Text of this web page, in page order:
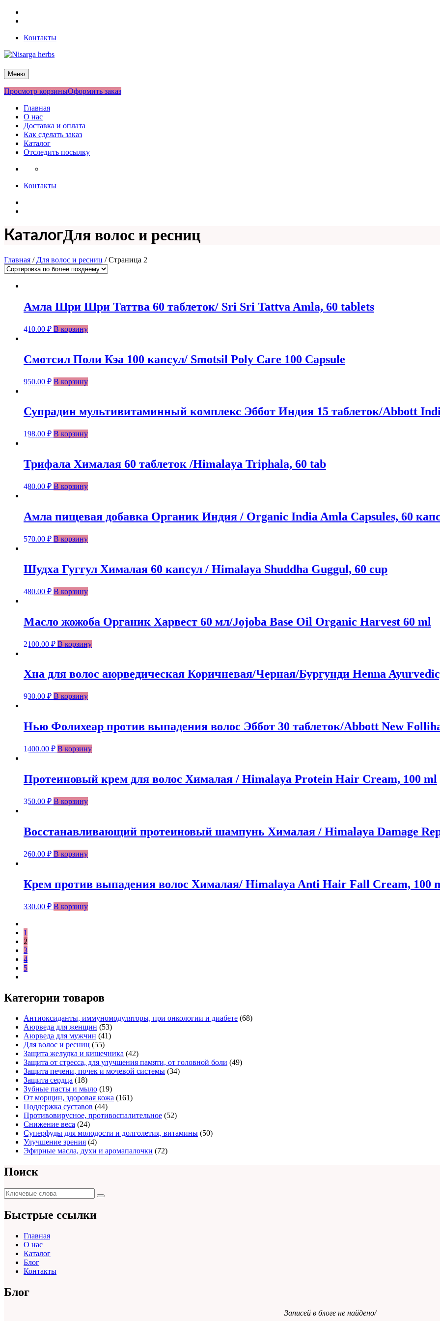
Перейти
Контакты
Nisarga herbs
Меню
Просмотр корзиныОформить заказ
Главная
О нас
Доставка и оплата
Как сделать заказ
Каталог
Отследить посылку
Контакты
КаталогДля волос и ресниц
Главная / Для волос и ресниц / Страница 2
Амла Шри Шри Таттва 60 таблеток/ Sri Sri Tattva Amla, 60 tablets
410.00 ₽ В корзину
Смотсил Поли Кэа 100 капсул/ Smotsil Poly Care 100 Capsule
950.00 ₽ В корзину
Супрадин мультивитаминный комплекс Эббот Индия 15 таблеток/Abbott
198.00 ₽ В корзину
Трифала Хималая 60 таблеток /Himalaya Triphala, 60 tab
480.00 ₽ В корзину
Амла пищевая добавка Органик Индия / Organic India Amla Capsules, 60
570.00 ₽ В корзину
Шудха Гуггул Хималая 60 капсул / Himalaya Shuddha Guggul, 60 cup
480.00 ₽ В корзину
Масло жожоба Органик Харвест 60 мл/Jojoba Base Oil Organic Harvest 60 ml
2100.00 ₽ В корзину
Хна для волос аюрведическая Коричневая/Черная/Бургунди Henna
930.00 ₽ В корзину
Нью Фолихеар против выпадения волос Эббот 30 таблеток/Abbott New
1400.00 ₽ В корзину
Протеиновый крем для волос Хималая / Himalaya Protein Hair Cream, 100 ml
350.00 ₽ В корзину
Восстанавливающий протеиновый шампунь Хималая / Himalaya Damage
260.00 ₽ В корзину
Крем против выпадения волос Хималая/ Himalaya Anti Hair Fall Cream, 100
330.00 ₽ В корзину
1
2
3
4
5
Категории товаров
Антиоксиданты, иммуномодуляторы, при онкологии и диабете (68)
Аюрведа для женщин (53)
Аюрведа для мужчин (41)
Для волос и ресниц (55)
Защита желудка и кишечника (42)
Защита от стресса, для улучшения памяти, от головной боли (49)
Защита печени, почек и мочевой системы (34)
Защита сердца (18)
Зубные пасты и мыло (19)
От морщин, здоровая кожа (161)
Поддержка суставов (44)
Противовирусное, противоспалительное (52)
Снижение веса (24)
Суперфуды для молодости и долголетия, витамины (50)
Улучшение зрения (4)
Эфирные масла, духи и аромапалочки (72)
Поиск
Поиск
для:
Поиск
Быстрые ссылки
Главная
О нас
Каталог
Блог
Контакты
Блог
Записей в блоге не найдено/